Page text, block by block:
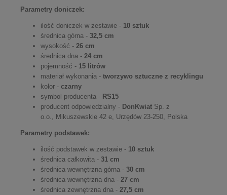
Parametry doniczek:
ilość doniczek w zestawie - 10 sztuk
średnica górna - 32,5 cm
wysokość - 26 cm
średnica dna - 24 cm
pojemność - 15 litrów
materiał wykonania - tworzywo sztuczne z recyklingu
kolor - czarny
symbol producenta - RS15
producent odpowiedzialny - DonKwiat Sp. z
o.o., Mikuszewskie 42 e, Urzędów 23-250, Polska
Parametry podstawek:
ilość podstawek w zestawie - 10 sztuk
średnica całkowita - 31 cm
średnica wewnętrzna górna - 30 cm
średnica wewnętrzna dna - 27 cm
średnica zewnętrzna dna - 27,5 cm